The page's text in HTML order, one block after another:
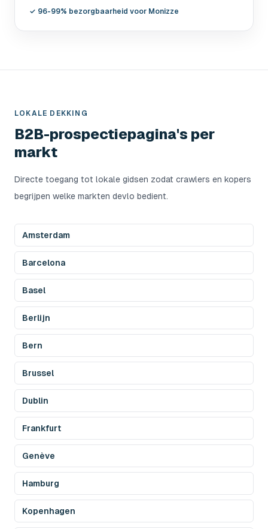
✓ 96-99% bezorgbaarheid voor Monizze
LOKALE DEKKING
B2B-prospectiepagina's per
markt
Directe toegang tot lokale gidsen zodat crawlers en kopers
begrijpen welke markten devlo bedient.
Amsterdam
Barcelona
Basel
Berlijn
Bern
Brussel
Dublin
Frankfurt
Genève
Hamburg
Kopenhagen